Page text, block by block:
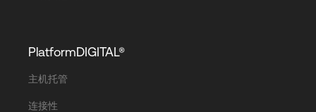
PlatformDIGITAL®
主机托管
连接性